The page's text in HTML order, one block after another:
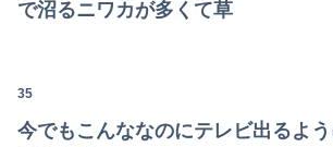
で沼るニワカが多くて草
35
今でもこんななのにテレビ出るよ